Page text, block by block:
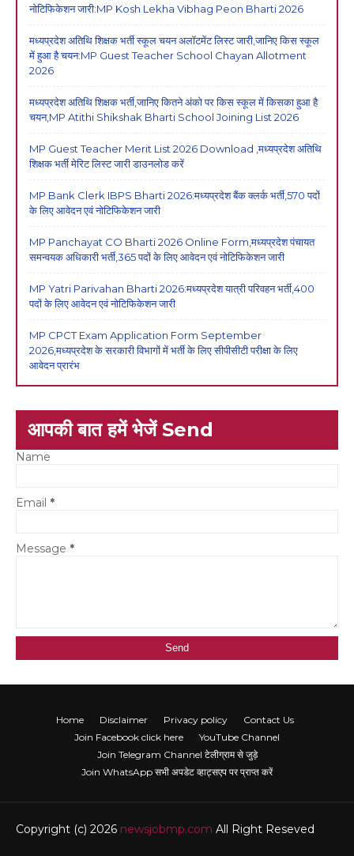
नोटिफिकेशन जारी:MP Kosh Lekha Vibhag Peon Bharti 2026
मध्यप्रदेश अतिथि शिक्षक भर्ती स्कूल चयन अलॉटमेंट लिस्ट जारी,जानिए किस स्कूल
में हुआ है चयन:MP Guest Teacher School Chayan Allotment
2026
मध्यप्रदेश अतिथि शिक्षक भर्ती,जानिए कितने अंको पर किस स्कूल में किसका हुआ है
चयन,MP Atithi Shikshak Bharti School Joining List 2026
MP Guest Teacher Merit List 2026 Download ,मध्यप्रदेश अतिथि
शिक्षक भर्ती मेरिट लिस्ट जारी डाउनलोड करें
MP Bank Clerk IBPS Bharti 2026:मध्यप्रदेश बैंक क्लर्क भर्ती,570 पदों
के लिए आवेदन एवं नोटिफिकेशन जारी
MP Panchayat CO Bharti 2026 Online Form,मध्यप्रदेश पंचायत
समन्वयक अधिकारी भर्ती,365 पदों के लिए आवेदन एवं नोटिफिकेशन जारी
MP Yatri Parivahan Bharti 2026:मध्यप्रदेश यात्री परिवहन भर्ती,400
पदों के लिए आवेदन एवं नोटिफिकेशन जारी
MP CPCT Exam Application Form September
2026,मध्यप्रदेश के सरकारी विभागों में भर्ती के लिए सीपीसीटी परीक्षा के लिए
आवेदन प्रारंभ
आपकी बात हमें भेजें Send
Name
Email *
Message *
Home Disclaimer Privacy policy
Contact Us
Join Facebook click here
YouTube Channel
Join Telegram Channel टेलीग्राम से जुड़े
Join WhatsApp सभी अपडेट व्हाट्सएप पर प्राप्त करें
Copyright (c) 2026 newsjobmp.com All Right Reseved